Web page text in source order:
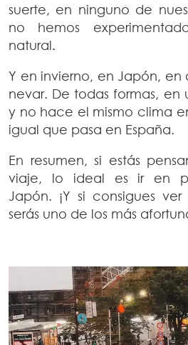
suerte, en ninguno de
no hemos
natural.
Y en invierno, en Japón, en
nevar. De todas formas, en
y no hace el mismo clima
igual que pasa en España.
En resumen, si estás
viaje, lo ideal es ir en
Japón. ¡Y si consigues
serás uno de los más